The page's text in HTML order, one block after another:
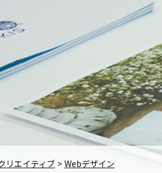
リエイティブ Webデザイン